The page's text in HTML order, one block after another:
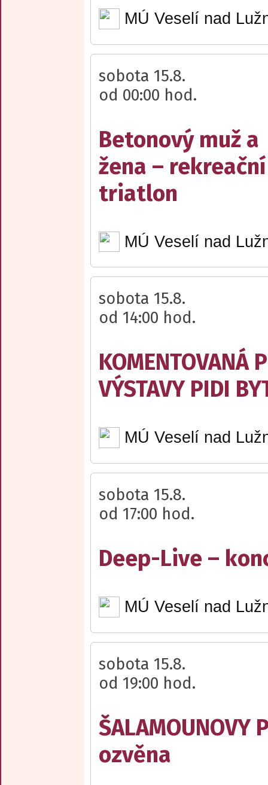
MÚ Veselí nad
sobota 15.8.
od 00:00 hod.
Betonový muž a
žena – rekreační
triatlon
MÚ Veselí nad
sobota 15.8.
od 14:00 hod.
KOMENTOVANÁ
VÝSTAVY PIDI
MÚ Veselí nad
sobota 15.8.
od 17:00 hod.
Deep-Live –
MÚ Veselí nad
sobota 15.8.
od 19:00 hod.
ŠALAMOUNOVY
ozvěna